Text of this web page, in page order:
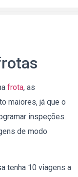
frota, as
maiores, já que o
inspeções.
de modo
tenha 10 viagens a